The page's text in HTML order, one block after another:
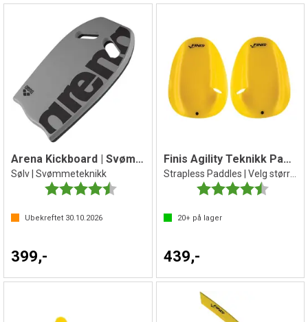
Arena Kickboard | Svømmebrett
Sølv | Svømmeteknikk
Karakter:
4.7 av 5 mulige
Ubekreftet 30.10.2026
399,-
Finis Agility Teknikk Paddles
Strapless Paddles | Velg størrelse
Karakter:
20+på lager
439,-